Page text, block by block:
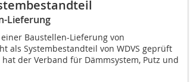
Lieferung
Baustellen-Lieferung von
als Systembestandteil von WDVS geprüft
der Verband für Dämmsystem, Putz und